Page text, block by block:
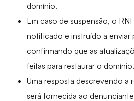
domínio.
Em caso de suspensão, o
notificado e instruído a enviar
confirmando que as
feitas para restaurar o domínio.
Uma resposta descrevendo a
será fornecida ao